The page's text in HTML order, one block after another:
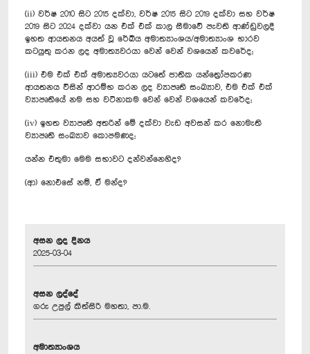
(ii) වර්ෂ 2010 සිට 2015 දක්වා, වර්ෂ 2015 සිට 2019 දක්වා සහ වර්ෂ
2019 සිට 2024 දක්වා යන එක් එක් කාල සීමාවේ පැවති ආණ්ඩුවලදී
ඉහත ආයතනය අයත් වූ රේඛීය අමාත්‍යාංශය/අමාත්‍යාංශ භාරව
කටයුතු කරන ලද අමාත්‍යවරයා වෙන් වෙන් වශයෙන් කවරේද;
(iii) එම එක් එක් අමාත්‍යවරයා යටතේ ජාතික යන්ත්‍රෝපකරණ
ආයතනය විසින් ආරම්භ කරන ලද ව්‍යාපෘති සංඛ්‍යාව, එම එක් එක්
ව්‍යාපෘතියේ නම සහ වටිනාකම වෙන් වෙන් වශයෙන් කවරේද;
(iv) ඉහත ව්‍යාපෘති අතරින් මේ දක්වා වැඩ අවසන් කර නොමැති
ව්‍යාපෘති සංඛ්‍යාව කොපමණද;
යන්න එතුමා මෙම සභාවට දන්වන්නෙහිද?
(ආ) නොඑසේ නම්, ඒ මන්ද?
අසන ලද දිනය
2025-03-04
අසන ලද්දේ
ගරු උපුල් කිත්සිරි මහතා, පා.ම.
අමාත්‍යාංශය